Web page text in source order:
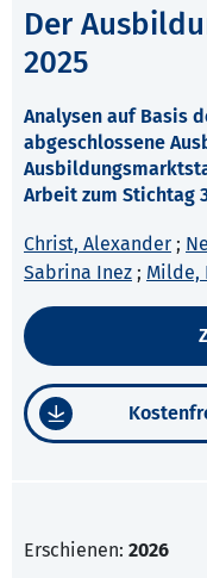
Der
2025
Analysen auf Basis
abgeschlossene
Arbeit zum Stichtag
Christ, Alexander ;
Sabrina Inez ; Milde,
Erschienen: 2026